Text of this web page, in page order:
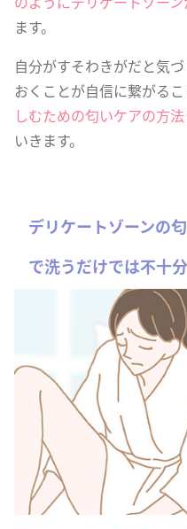
ます。
自分がすそわきがだと気
おくことが自信に繋がるこ
しむための匂いケアの方法
いきます。
デリケートゾーンの
で洗うだけでは不十